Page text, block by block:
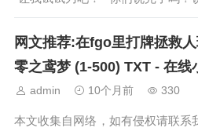
等待着对面的敌方势力 ....
网文推荐:在fgo里打牌拯救
零之鸢梦 (1-500) TXT - 在线
admin 10个月前 330
本文收集自网络，如有侵权请联系